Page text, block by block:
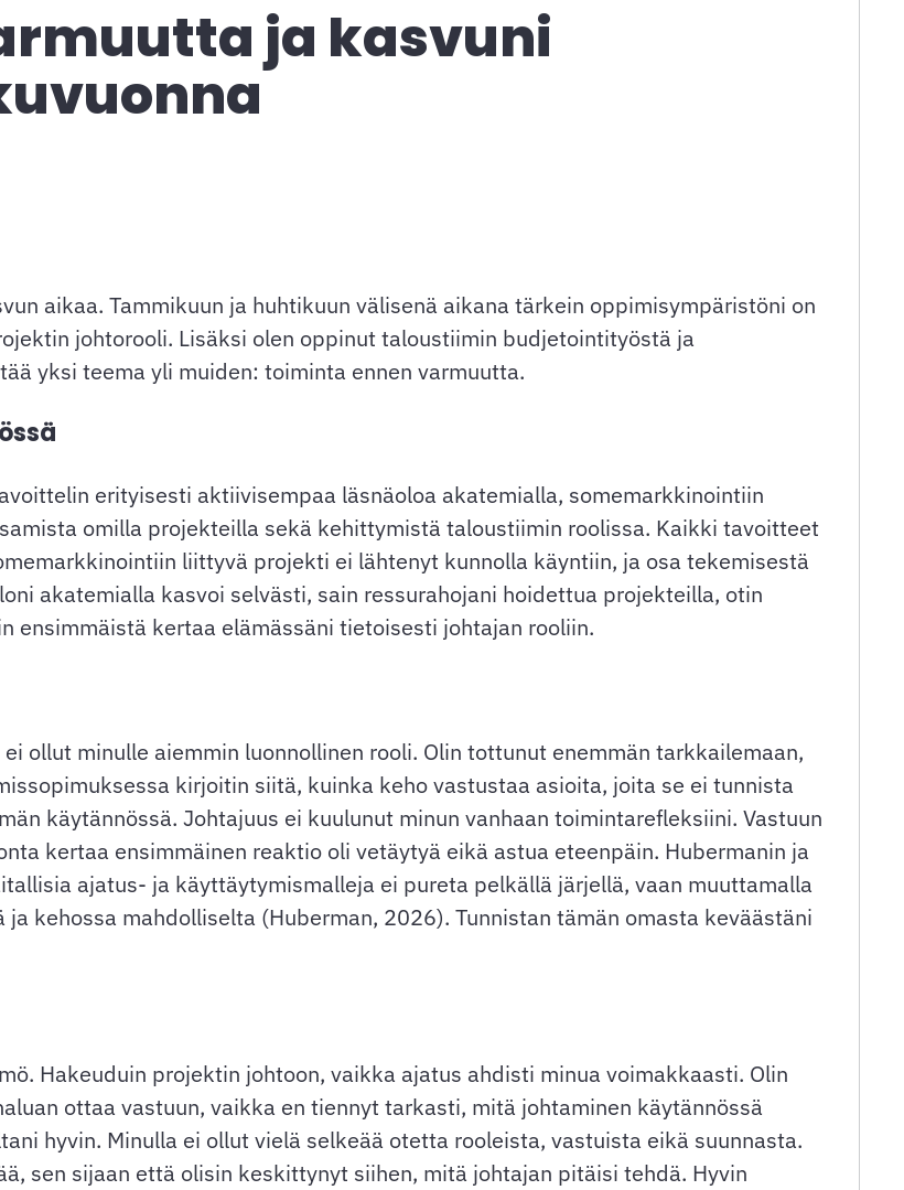
ja kasvuni
aikaa. Tammikuun ja huhtikuun välisenä aikana tärkein oppimisympäristöni on
johtorooli. Lisäksi olen oppinut taloustiimin budjetointityöstä ja
yksi teema yli muiden: toiminta ennen varmuutta.
erityisesti aktiivisempaa läsnäoloa akatemialla, somemarkkinointiin
omilla projekteilla sekä kehittymistä taloustiimin roolissa. Kaikki tavoitteet
liittyvä projekti ei lähtenyt kunnolla käyntiin, ja osa tekemisestä
akatemialla kasvoi selvästi, sain ressurahojani hoidettua projekteilla, otin
ensimmäistä kertaa elämässäni tietoisesti johtajan rooliin.
ollut minulle aiemmin luonnollinen rooli. Olin tottunut enemmän tarkkailemaan,
kirjoitin siitä, kuinka keho vastustaa asioita, joita se ei tunnista
käytännössä. Johtajuus ei kuulunut minun vanhaan toimintarefleksiini. Vastuun
kertaa ensimmäinen reaktio oli vetäytyä eikä astua eteenpäin. Hubermanin ja
ajatus- ja käyttäytymismalleja ei pureta pelkällä järjellä, vaan muuttamalla
kehossa mahdolliselta (Huberman, 2026). Tunnistan tämän omasta keväästäni
Hakeuduin projektin johtoon, vaikka ajatus ahdisti minua voimakkaasti. Olin
ottaa vastuun, vaikka en tiennyt tarkasti, mitä johtaminen käytännössä
hyvin. Minulla ei ollut vielä selkeää otetta rooleista, vastuista eikä suunnasta.
sen sijaan että olisin keskittynyt siihen, mitä johtajan pitäisi tehdä. Hyvin